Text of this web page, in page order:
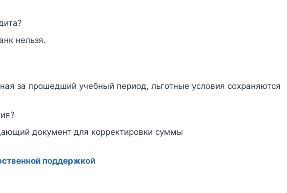
нельзя.
за прошедший учебный период, льготные условия сохраняются
документ для корректировки суммы
поддержкой